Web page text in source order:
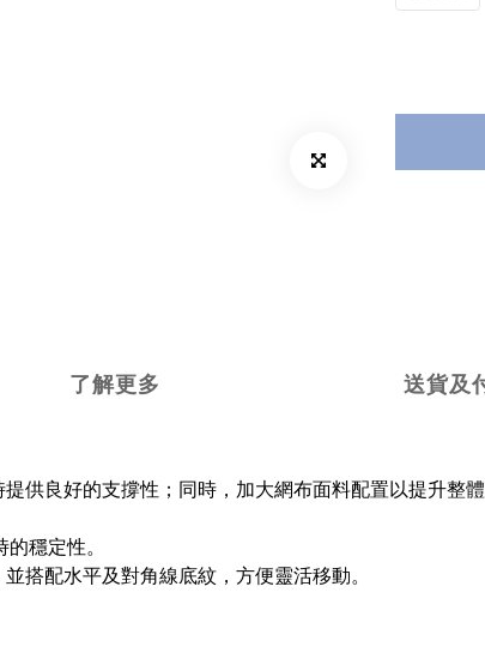
了解更多 送貨及
供良好的支撐性；同時，加大網布面料配置以提升整體
穩定性。
搭配水平及對角線底紋，方便靈活移動。